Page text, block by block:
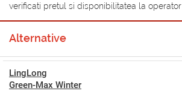
verificati pretul si disponibilitatea la operator
Alternative
LingLong
Green-Max Winter